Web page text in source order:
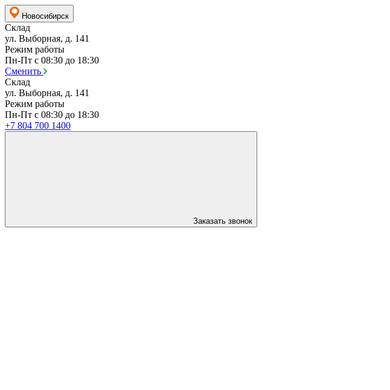
Новосибирск
Склад
ул. Выборная, д. 141
Режим работы
Пн-Пт с 08:30 до 18:30
Сменить
Склад
ул. Выборная, д. 141
Режим работы
Пн-Пт с 08:30 до 18:30
+7 804 700 1400
Заказать звонок